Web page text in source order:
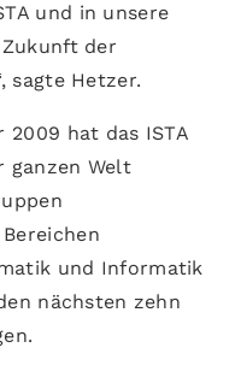
und in unsere
der
sagte Hetzer.
hat das ISTA
ganzen Welt
und Informatik
nächsten zehn